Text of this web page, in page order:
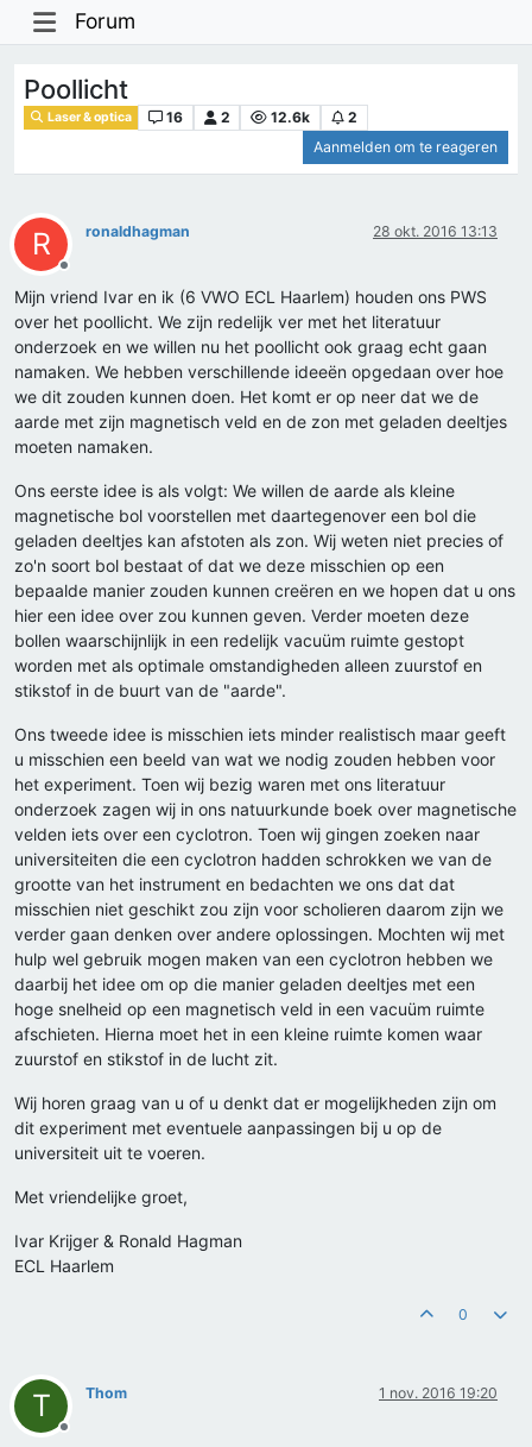
Forum
Poollicht
Laser & optica 16 2 12.6k
2
Aanmelden om te reageren
R
Offline
ronaldhagman 28 okt. 2016 13:13
Mijn vriend Ivar en ik (6 VWO ECL Haarlem) houden ons PWS
over het poollicht. We zijn redelijk ver met het literatuur
onderzoek en we willen nu het poollicht ook graag echt gaan
namaken. We hebben verschillende ideeën opgedaan over hoe
we dit zouden kunnen doen. Het komt er op neer dat we de
aarde met zijn magnetisch veld en de zon met geladen deeltjes
moeten namaken.
Ons eerste idee is als volgt: We willen de aarde als kleine
magnetische bol voorstellen met daartegenover een bol die
geladen deeltjes kan afstoten als zon. Wij weten niet precies of
zo'n soort bol bestaat of dat we deze misschien op een
bepaalde manier zouden kunnen creëren en we hopen dat u ons
hier een idee over zou kunnen geven. Verder moeten deze
bollen waarschijnlijk in een redelijk vacuüm ruimte gestopt
worden met als optimale omstandigheden alleen zuurstof en
stikstof in de buurt van de "aarde".
Ons tweede idee is misschien iets minder realistisch maar geeft
u misschien een beeld van wat we nodig zouden hebben voor
het experiment. Toen wij bezig waren met ons literatuur
onderzoek zagen wij in ons natuurkunde boek over magnetische
velden iets over een cyclotron. Toen wij gingen zoeken naar
universiteiten die een cyclotron hadden schrokken we van de
grootte van het instrument en bedachten we ons dat dat
misschien niet geschikt zou zijn voor scholieren daarom zijn we
verder gaan denken over andere oplossingen. Mochten wij met
hulp wel gebruik mogen maken van een cyclotron hebben we
daarbij het idee om op die manier geladen deeltjes met een
hoge snelheid op een magnetisch veld in een vacuüm ruimte
afschieten. Hierna moet het in een kleine ruimte komen waar
zuurstof en stikstof in de lucht zit.
Wij horen graag van u of u denkt dat er mogelijkheden zijn om
dit experiment met eventuele aanpassingen bij u op de
universiteit uit te voeren.
Met vriendelijke groet,
Ivar Krijger & Ronald Hagman
ECL Haarlem
0
T
Offline
Thom 1 nov. 2016 19:20